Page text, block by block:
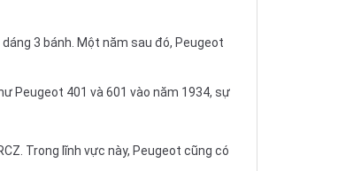
3 bánh. Một năm sau đó, Peugeot
Peugeot 401 và 601 vào năm 1934, sự
Trong lĩnh vực này, Peugeot cũng có